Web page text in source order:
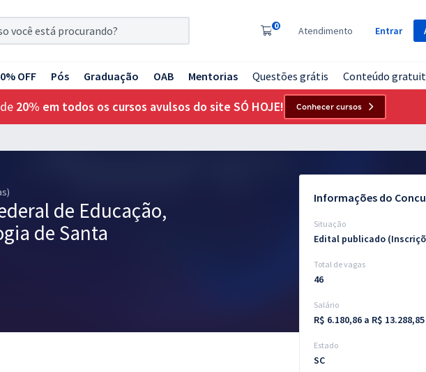
0 Atendimento Entrar
OFF Pós Graduação OAB Mentorias Questões grátis Conteúdo
20% em todos os cursos avulsos do site SÓ HOJE! Conhecer cursos
de Educação,
de Santa
Informações do
Situação
Edital publicado
Total de vagas
46
Salário
R$ 6.180,86 a R$ 13.288,85
Estado
SC